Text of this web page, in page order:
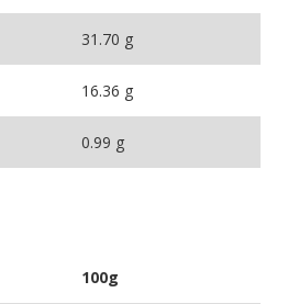
31.70 g
16.36 g
0.99 g
100g